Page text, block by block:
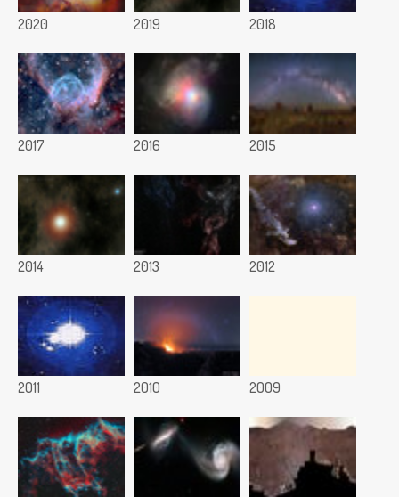
2020 2019 2018
2017 2016 2015
2014 2013 2012
2011 2010 2009